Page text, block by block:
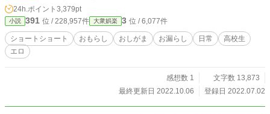
24h.ポイント 3,379pt
小説 391 位 / 228,957件 大衆娯楽 3 位 / 6,077件
ショートショート おもらし おしがま お漏らし 日常
高校生
エロ
感想数 1
文字数 13,873
最終更新日 2022.10.06
登録日 2022.07.02